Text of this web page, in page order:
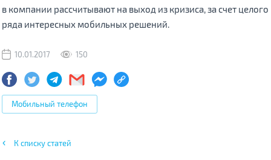
в компании рассчитывают на выход из кризиса, за счет целого
ряда интересных мобильных решений.
10.01.2017 150
Мобильный телефон
К списку статей